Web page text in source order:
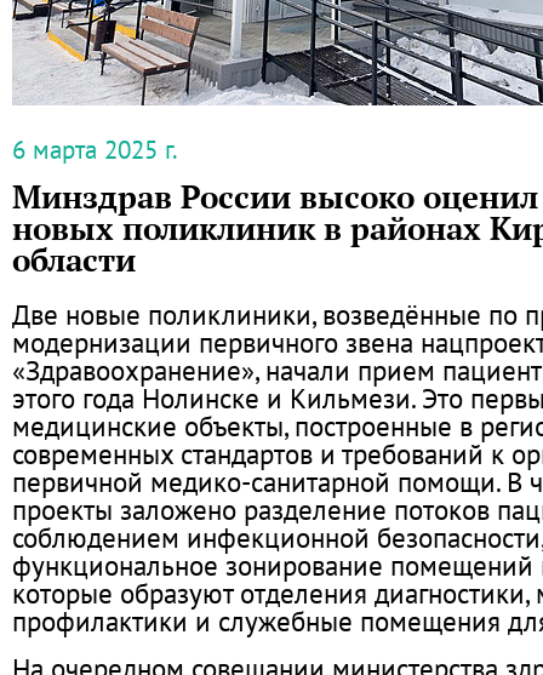
6 марта 2025 г.
Минздрав России высоко
новых поликлиник в районах
области
Две новые поликлиники, возведённые по
модернизации первичного звена
«Здравоохранение», начали прием
этого года Нолинске и Кильмези. Это
медицинские объекты, построенные в
современных стандартов и требований к
первичной медико-санитарной помощи. В
проекты заложено разделение потоков
соблюдением инфекционной
функциональное зонирование помещений
которые образуют отделения
профилактики и служебные помещения